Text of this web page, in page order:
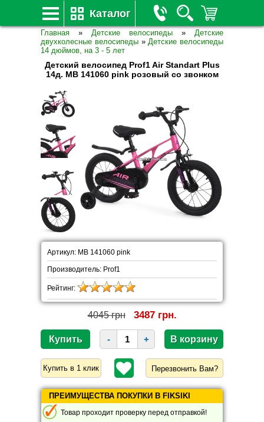
Каталог
Главная » Детские велосипеды » Детские
двухколесные велосипеды »Детские велосипеды
14 дюймов, на 3 - 5 лет
Детский велосипед Prof1 Air Standart Plus
14д. MB 141060 pink розовый со звонком
Артикул: MB 141060 pink
Производитель: Prof1
Рейтинг:
4045 грн 3487 грн.
- +
Перезвонить Вам?
ПРЕИМУЩЕСТВА ПОКУПКИ В FIKSIKI
Товар проходит проверку перед отправкой!